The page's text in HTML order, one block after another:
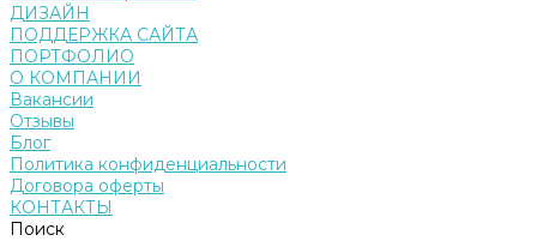
ДИЗАЙН
ПОДДЕРЖКА САЙТА
ПОРТФОЛИО
О КОМПАНИИ
Вакансии
Отзывы
Блог
Политика конфиденциальности
Договора оферты
КОНТАКТЫ
Поиск